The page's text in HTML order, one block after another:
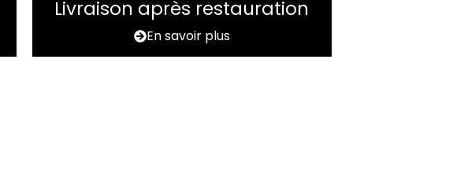
Livraison après restauration
En savoir plus